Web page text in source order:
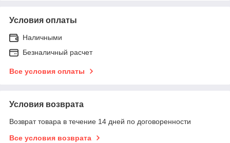
Условия оплаты
Наличными
Безналичный расчет
Все условия оплаты
Условия возврата
Возврат товара в течение 14 дней по договоренности
Все условия возврата